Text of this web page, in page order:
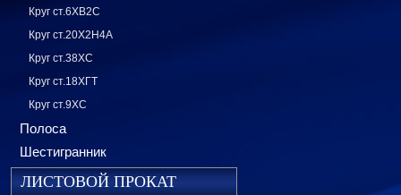
Круг ст.6ХВ2С
Круг ст.20Х2Н4А
Круг ст.38ХС
Круг ст.18ХГТ
Круг ст.9ХС
Полоса
Шестигранник
ЛИСТОВОЙ ПРОКАТ